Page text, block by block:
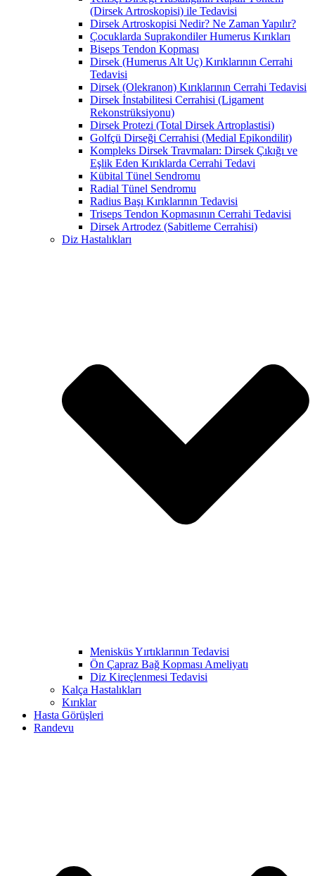
(Dirsek Artroskopisi) ile Tedavisi
Dirsek Artroskopisi Nedir? Ne Zaman Yapılır?
Çocuklarda Suprakondiler Humerus Kırıkları
Biseps Tendon Kopması
Dirsek (Humerus Alt Uç) Kırıklarının Cerrahi
Tedavisi
Dirsek (Olekranon) Kırıklarının Cerrahi Tedavisi
Dirsek İnstabilitesi Cerrahisi (Ligament
Rekonstrüksiyonu)
Dirsek Protezi (Total Dirsek Artroplastisi)
Golfçü Dirseği Cerrahisi (Medial Epikondilit)
Kompleks Dirsek Travmaları: Dirsek Çıkığı ve
Eşlik Eden Kırıklarda Cerrahi Tedavi
Kübital Tünel Sendromu
Radial Tünel Sendromu
Radius Başı Kırıklarının Tedavisi
Triseps Tendon Kopmasının Cerrahi Tedavisi
Dirsek Artrodez (Sabitleme Cerrahisi)
Diz Hastalıkları
Menisküs Yırtıklarının Tedavisi
Ön Çapraz Bağ Kopması Ameliyatı
Diz Kireçlenmesi Tedavisi
Kalça Hastalıkları
Kırıklar
Hasta Görüşleri
Randevu